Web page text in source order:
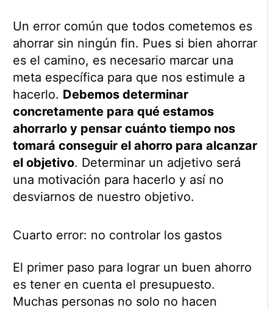
Un error común que todos cometemos es
ahorrar sin ningún fin. Pues si bien ahorrar
es el camino, es necesario marcar una
meta específica para que nos estimule a
hacerlo. Debemos determinar
concretamente para qué estamos
ahorrarlo y pensar cuánto tiempo nos
tomará conseguir el ahorro para alcanzar
el objetivo. Determinar un adjetivo será
una motivación para hacerlo y así no
desviarnos de nuestro objetivo.
Cuarto error: no controlar los gastos
El primer paso para lograr un buen ahorro
es tener en cuenta el presupuesto.
Muchas personas no solo no hacen